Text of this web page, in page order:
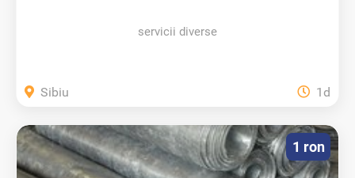
servicii diverse
Sibiu 1d
1 ron